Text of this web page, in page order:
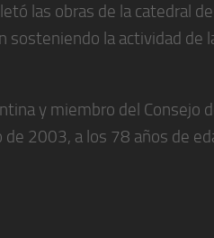
las obras de la catedral
la actividad de
y miembro del Consejo
de 2003, a los 78 años de